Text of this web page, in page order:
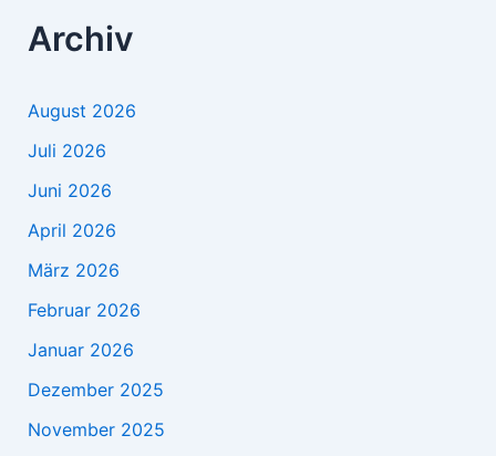
Archiv
August 2026
Juli 2026
Juni 2026
April 2026
März 2026
Februar 2026
Januar 2026
Dezember 2025
November 2025